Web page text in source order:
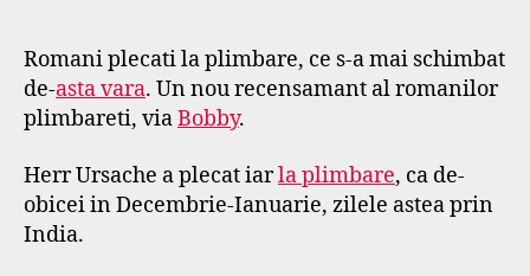
s
e
plimbare
Asia)
Romani plecati la plimbare, ce s-a mai schimbat
de-asta vara. Un nou recensamant al romanilor
plimbareti, viaBobby.
Herr Ursache a plecat iarla plimbare, ca de-
obicei in Decembrie-Ianuarie, zilele astea prin
India.